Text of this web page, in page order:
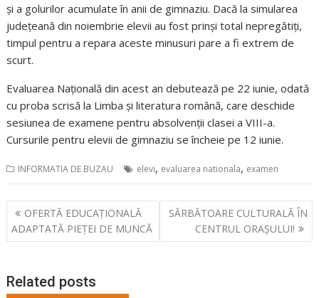
și a golurilor acumulate în anii de gimnaziu. Dacă la simularea
județeană din noiembrie elevii au fost prinși total nepregătiți,
timpul pentru a repara aceste minusuri pare a fi extrem de
scurt.
Evaluarea Națională din acest an debutează pe 22 iunie, odată
cu proba scrisă la Limba și literatura română, care deschide
sesiunea de examene pentru absolvenții clasei a VIII-a.
Cursurile pentru elevii de gimnaziu se încheie pe 12 iunie.
INFORMATIA DE BUZAU elevi, evaluarea nationala, examen
Navigare
în
articole
OFERTĂ EDUCAȚIONALĂ
ADAPTATĂ PIEȚEI DE MUNCĂ
SĂRBĂTOARE CULTURALĂ ÎN
CENTRUL ORAȘULUI!
Related posts